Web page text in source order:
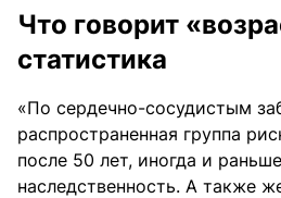
Что говорит
статистика
«По сердечно-сосудистым
распространенная группа
после 50 лет, иногда и
наследственность. А также